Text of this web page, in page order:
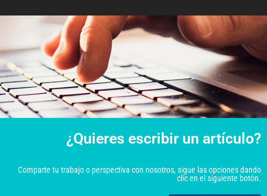
¿Quieres escribir un artículo?
Comparte tu trabajo o perspectiva con nosotros, sigue las opciones dando
clic en el siguiente botón.